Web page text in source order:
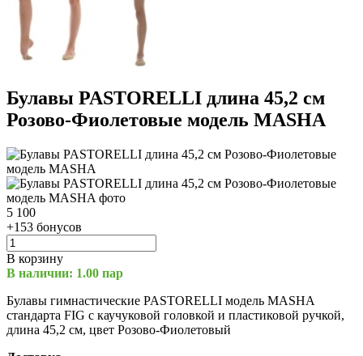
Булавы PASTORELLI длина 45,2 см
Розово-Фиолетовые модель MASHA
5 100
+153 бонусов
В корзину
В наличии: 1.00 пар
Булавы гимнастические PASTORELLI модель MASHA
стандарта FIG с каучуковой головкой и пластиковой ручкой,
длина 45,2 см, цвет Розово-Фиолетовый